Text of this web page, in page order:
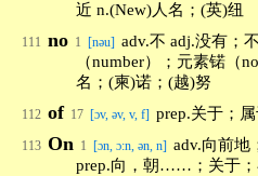
近 n.(New)人名；(英)纽
111 no 1 [nəu] adv.不 adj.没有；
（number）；元素锘（
名；(柬)诺；(越)努
112 of 17 [ɔv, əv, v, f] prep.关于；
113 On 1 [ɔn, ɔ:n, ən, n] adv.向前地
prep.向，朝……；关于